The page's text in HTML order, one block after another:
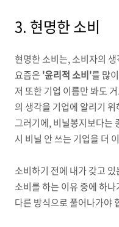
3. 현명한 소비
현명한 소비는, 소비자의
요즘은 '윤리적 소비'를 많
저 또한 기업 이름만 봐도
의 생각을 기업에 알리기
그러기에, 비닐봉지보다는
시 비닐 안 쓰는 기업을 더
소비하기 전에 내가 갖고
소비를 하는 이유 중에 하
다른 방식으로 풀어나가야